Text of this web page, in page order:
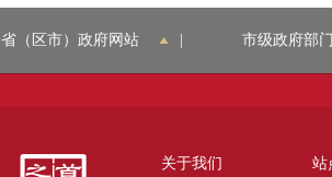
省（区市）政府网站 市级政府部
关于我们 站